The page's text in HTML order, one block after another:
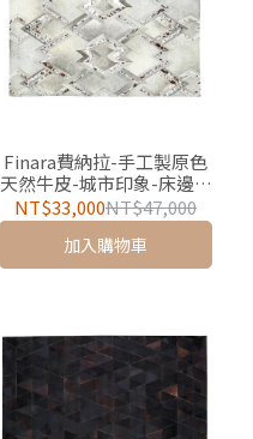
Finara費納拉-手工製原色
天然牛皮-城市印象-床邊地
墊/地毯-邁阿密（官網獨家
限定）最後一組
NT$33,000NT$47,000
加入購物車